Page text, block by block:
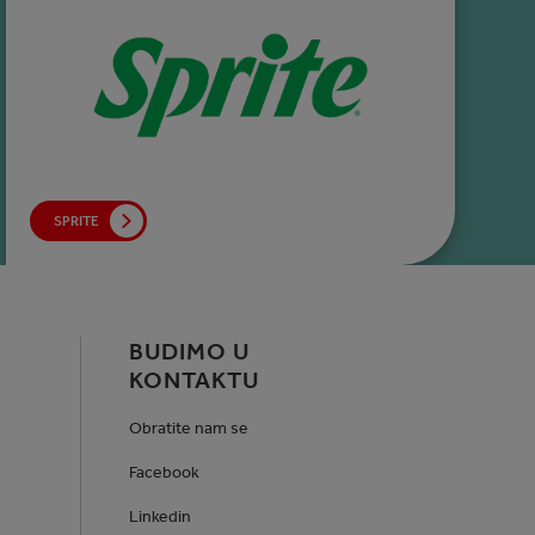
SPRITE
BUDIMO U
KONTAKTU
Obratite nam se
Facebook
Linkedin